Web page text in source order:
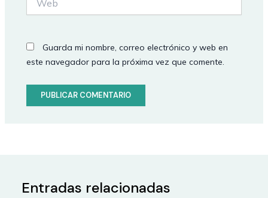
Guarda mi nombre, correo electrónico y web en
este navegador para la próxima vez que comente.
Entradas relacionadas